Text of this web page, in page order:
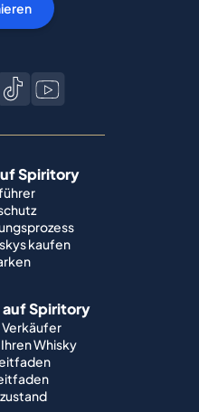
Spiritory
kaufen
auf Spiritory
Verkäufer
Whisky